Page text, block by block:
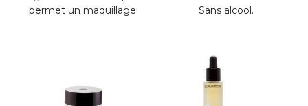
permet un maquillage
Sans alcool.
coton et ...